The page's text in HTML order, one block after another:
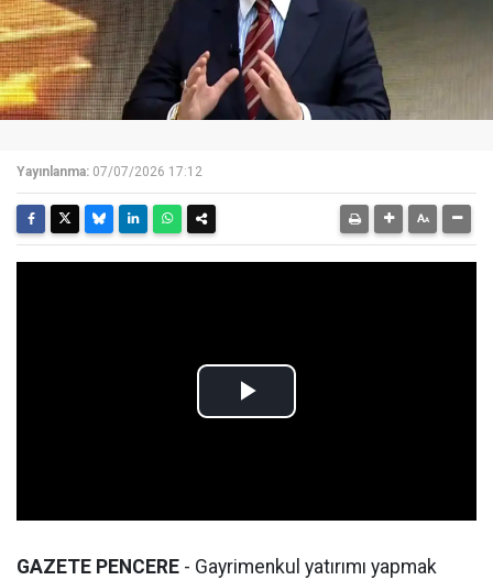
Yayınlanma: 07/07/2026 17:12
GAZETE PENCERE - Gayrimenkul yatırımı yapmak